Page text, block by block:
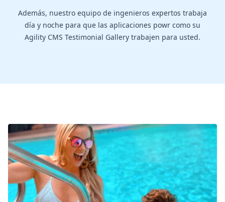
Además, nuestro equipo de ingenieros expertos trabaja
día y noche para que las aplicaciones powr como su
Agility CMS Testimonial Gallery trabajen para usted.